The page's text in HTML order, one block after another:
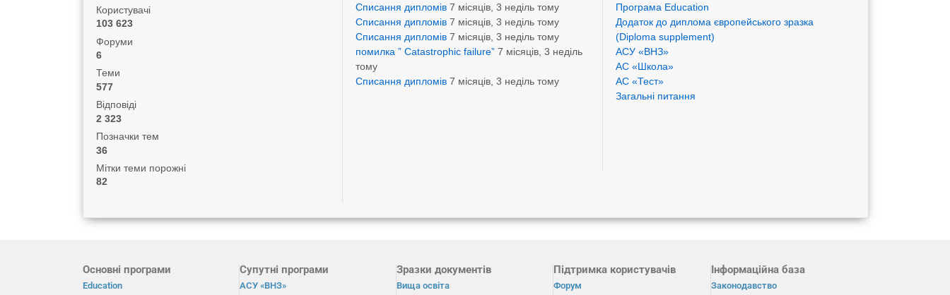
Користувачі
103 623
Форуми
6
Теми
577
Відповіді
2 323
Позначки тем
36
Мітки теми порожні
82
Списання дипломів 7 місяців, 3 неділь тому
Списання дипломів 7 місяців, 3 неділь тому
Списання дипломів 7 місяців, 3 неділь тому
помилка ” Catastrophic failure” 7 місяців, 3 неділь
тому
Списання дипломів 7 місяців, 3 неділь тому
Програма Eduсation
Додаток до диплома європейського зразка
(Diploma supplement)
АСУ «ВНЗ»
АС «Школа»
АС «Тест»
Загальні питання
Основні програми
Education
Супутні програми
АСУ «ВНЗ»
Зразки документів
Вища освіта
Підтримка користувачів
Форум
Інформаційна база
Законодавство